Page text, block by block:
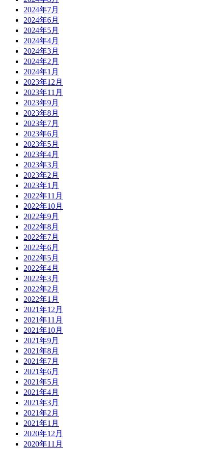
2024年7月
2024年6月
2024年5月
2024年4月
2024年3月
2024年2月
2024年1月
2023年12月
2023年11月
2023年9月
2023年8月
2023年7月
2023年6月
2023年5月
2023年4月
2023年3月
2023年2月
2023年1月
2022年11月
2022年10月
2022年9月
2022年8月
2022年7月
2022年6月
2022年5月
2022年4月
2022年3月
2022年2月
2022年1月
2021年12月
2021年11月
2021年10月
2021年9月
2021年8月
2021年7月
2021年6月
2021年5月
2021年4月
2021年3月
2021年2月
2021年1月
2020年12月
2020年11月